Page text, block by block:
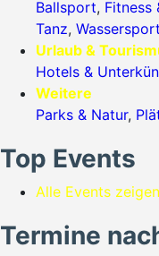
Ballsport, Fitness
Tanz, Wassersport
Urlaub &
Hotels &
Weitere
Parks & Natur,
Top Events
Alle Events zeigen
Termine